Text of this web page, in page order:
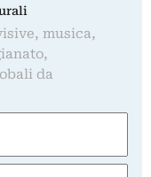
musica,
da